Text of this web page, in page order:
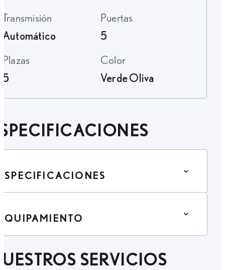
Transmisión
Automático
Puertas
5
Plazas
5
Color
Verde Oliva
SERVICIOS